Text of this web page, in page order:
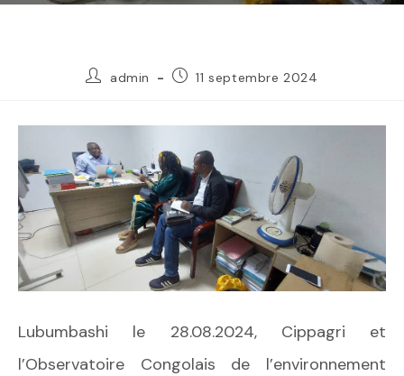
admin 11 septembre 2024
Lubumbashi le 28.08.2024, Cippagri et
l’Observatoire Congolais de l’environnement